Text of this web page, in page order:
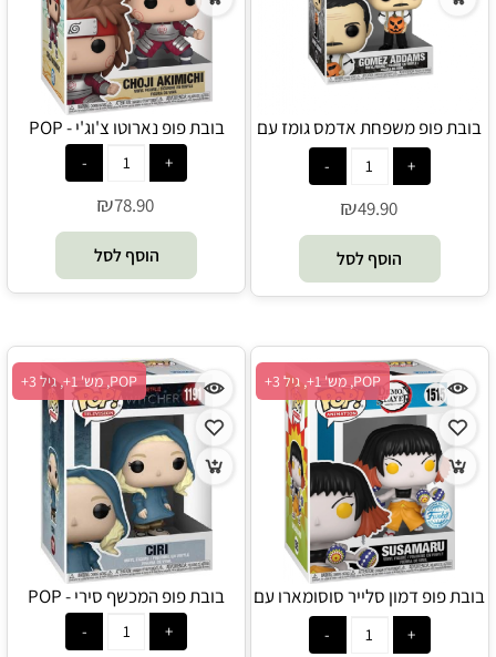
בובת פופ משפחת אדמס גומז עם
דלעת - POP
₪49.90
הוסף לסל
בובת פופ נארוטו צ'וג'י - POP
₪78.90
הוסף לסל
POP, מש' 1+, גיל 3+
בובת פופ דמון סלייר סוסומארו עם
כדורים - POP
POP, מש' 1+, גיל 3+
בובת פופ המכשף סירי - POP